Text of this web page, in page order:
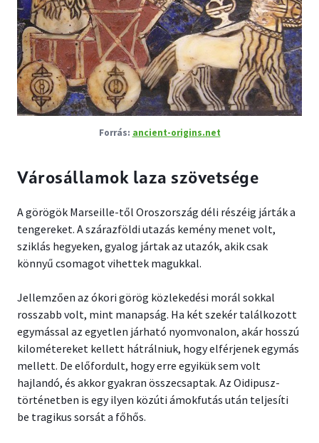
ancient-origins.net
Városállamok laza szövetsége
A görögök Marseille-től Oroszország déli részéig járták a
tengereket. A szárazföldi utazás kemény menet volt,
sziklás hegyeken, gyalog jártak az utazók, akik csak
könnyű csomagot vihettek magukkal.
Jellemzően az ókori görög közlekedési morál sokkal
rosszabb volt, mint manapság. Ha két szekér találkozott
egymással az egyetlen járható nyomvonalon, akár hosszú
kilométereket kellett hátrálniuk, hogy elférjenek egymás
mellett. De előfordult, hogy erre egyikük sem volt
hajlandó, és akkor gyakran összecsaptak. Az Oidipusz-
történetben is egy ilyen közúti ámokfutás után teljesíti
be tragikus sorsát a főhős.